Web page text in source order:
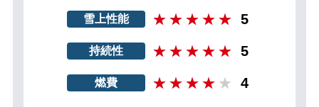
雪上性能 5
持続性 5
燃費 4